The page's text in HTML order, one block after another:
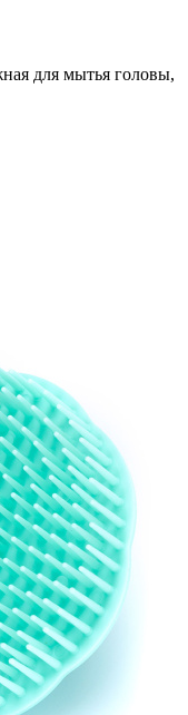
для мытья головы,